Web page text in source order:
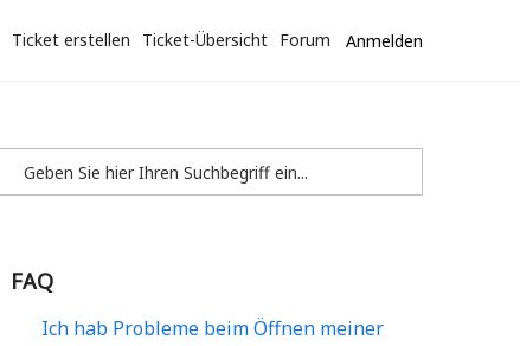
Ticket erstellen Ticket-Übersicht Forum Anmelden
FAQ
Ich hab Probleme beim Öffnen meiner